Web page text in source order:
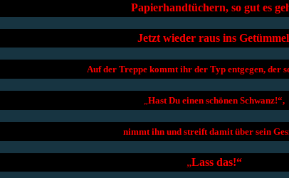
Papierhandtüchern, so gut es
Jetzt wieder raus ins
Auf der Treppe kommt ihr der Typ entgegen, der
Hast Du einen schönen Schwanz!“,
nimmt ihn und streift damit über sein
„Lass das!“